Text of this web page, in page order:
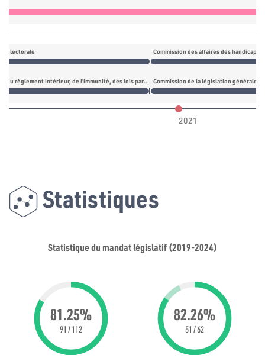
électorale Commission des affaires des
Commission du règlement intérieur, de
Commission de la législation générale
Commission du règlement intérieur, de l’immunité, des lois parlementaires et des lois électorales
2021
Statistiques
Statistique du mandat législatif (2019-2024)
81.25%
91 / 112
82.26%
51 / 62